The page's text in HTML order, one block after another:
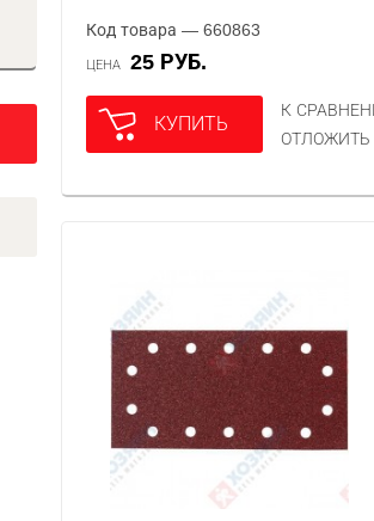
Код товара — 660863
ЦЕНА 25 РУБ.
КУПИТЬ
К
ОТЛОЖИТЬ